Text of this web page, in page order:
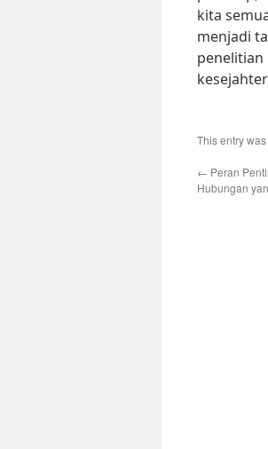
kita
menjadi
penelitian
This entry
← Peran
Hubungan